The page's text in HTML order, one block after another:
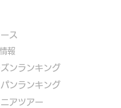
ス
報
ンランキング
ンランキング
アツアー